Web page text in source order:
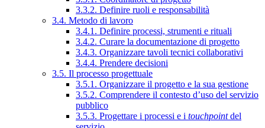
3.3.2. Definire ruoli e responsabilità
3.4. Metodo di lavoro
3.4.1. Definire processi, strumenti e rituali
3.4.2. Curare la documentazione di progetto
3.4.3. Organizzare tavoli tecnici collaborativi
3.4.4. Prendere decisioni
3.5. Il processo progettuale
3.5.1. Organizzare il progetto e la sua gestione
3.5.2. Comprendere il contesto d’uso del servizio
pubblico
3.5.3. Progettare i processi e i touchpointdel